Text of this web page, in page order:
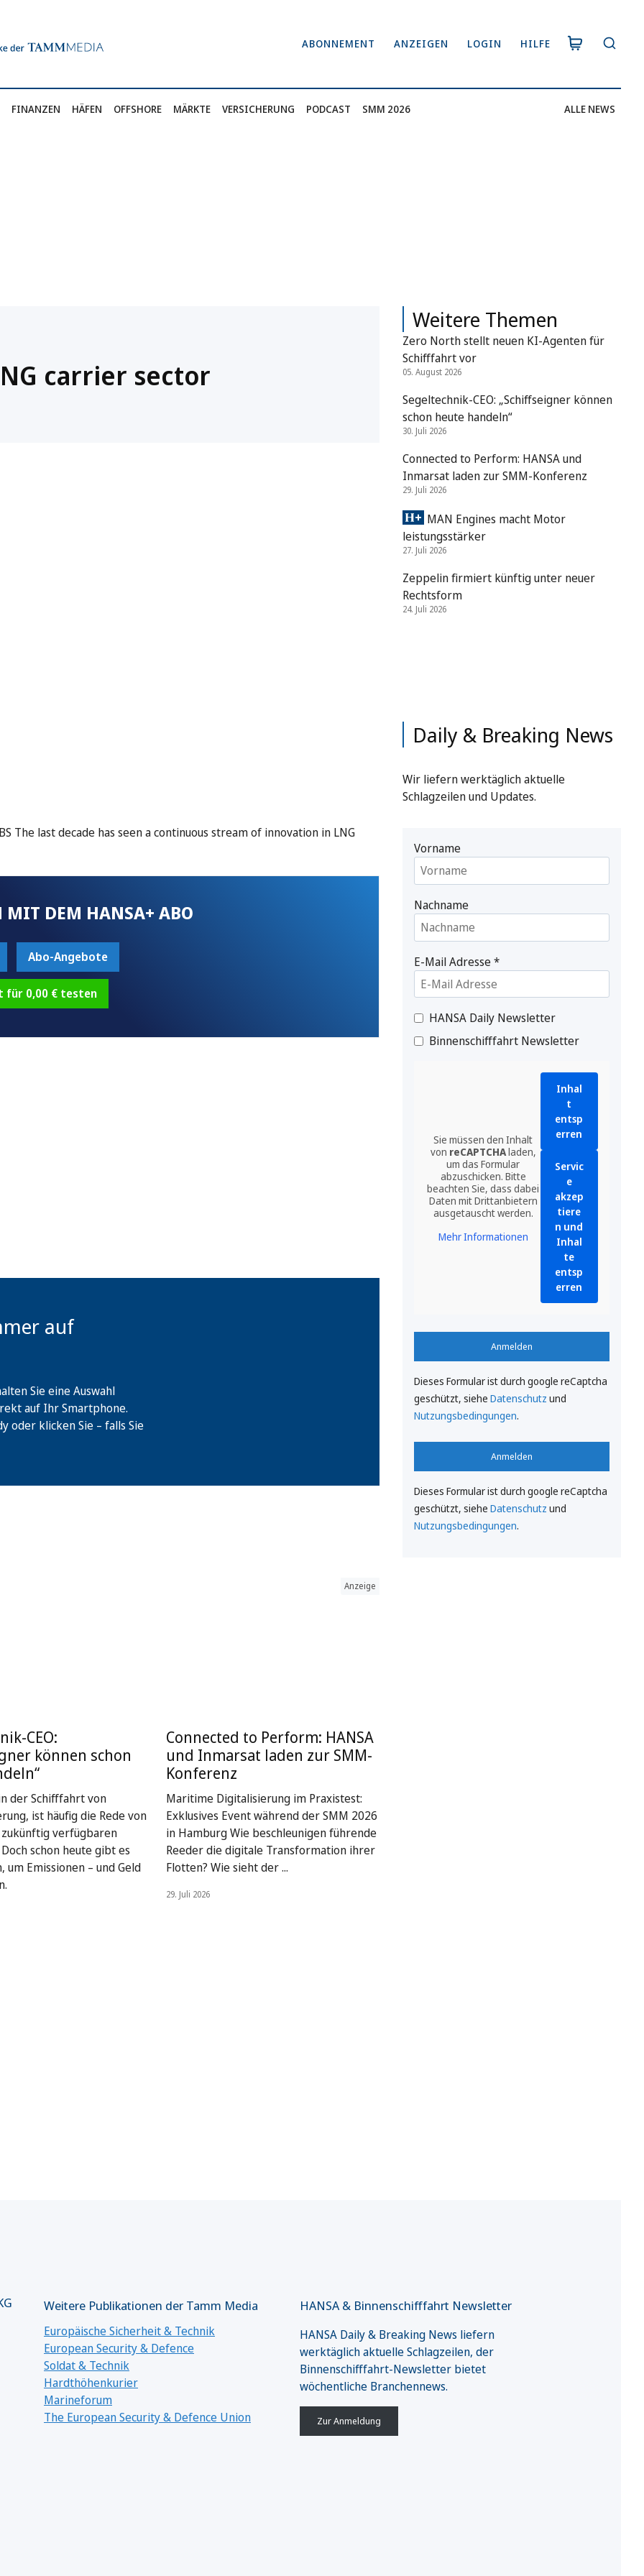
ABONNEMENT ANZEIGEN LOGIN HILFE
FINANZEN HÄFEN OFFSHORE MÄRKTE VERSICHERUNG PODCAST SMM 2026 ALLE NEWS
carrier sector
The last decade has seen a continuous stream of innovation in LNG
MIT DEM HANSA+ ABO
Abo-Angebote
für 0,00 € testen
auf
Sie eine Auswahl
auf Ihr Smartphone.
oder klicken Sie – falls Sie
CEO:
können schon
der Schifffahrt von
ist häufig die Rede von
verfügbaren
schon heute gibt es
um Emissionen – und Geld
Anzeige
Connected to Perform: HANSA
und Inmarsat laden zur SMM-
Konferenz
Maritime Digitalisierung im Praxistest:
Exklusives Event während der SMM 2026
in Hamburg Wie beschleunigen führende
Reeder die digitale Transformation ihrer
Flotten? Wie sieht der ...
29. Juli 2026
Weitere Themen
Zero North stellt neuen KI-Agenten für
Schifffahrt vor
05. August 2026
Segeltechnik-CEO: „Schiffseigner können
schon heute handeln“
30. Juli 2026
Connected to Perform: HANSA und
Inmarsat laden zur SMM-Konferenz
29. Juli 2026
MAN Engines macht Motor
leistungsstärker
27. Juli 2026
Zeppelin firmiert künftig unter neuer
Rechtsform
24. Juli 2026
Daily & Breaking News
Wir liefern werktäglich aktuelle
Schlagzeilen und Updates.
Vorname
Nachname
E-Mail Adresse*
HANSA Daily Newsletter
Binnenschifffahrt Newsletter
Sie müssen den Inhalt
von reCAPTCHAladen,
um das Formular
abzuschicken. Bitte
beachten Sie, dass dabei
Daten mit Drittanbietern
ausgetauscht werden.
Mehr Informationen
Inhal
t
entsp
erren
Servic
e
akzep
tiere
n und
Inhal
te
entsp
erren
Anmelden
Dieses Formular ist durch google reCaptcha
geschützt, siehe Datenschutz und
Nutzungsbedingungen.
Anmelden
Dieses Formular ist durch google reCaptcha
geschützt, siehe Datenschutz und
Nutzungsbedingungen.
Weitere Publikationen der Tamm Media
Europäische Sicherheit & Technik
European Security & Defence
Soldat & Technik
Hardthöhenkurier
Marineforum
The European Security & Defence Union
HANSA & Binnenschifffahrt Newsletter
HANSA Daily & Breaking News liefern
werktäglich aktuelle Schlagzeilen, der
Binnenschifffahrt-Newsletter bietet
wöchentliche Branchennews.
Zur Anmeldung